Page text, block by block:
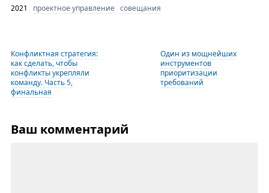
2021 проектное управление совещания
Конфликтная стратегия:
как сделать, чтобы
конфликты укрепляли
команду. Часть 5,
финальная
Один из мощнейших
инструментов
приоритизации
требований
Ваш комментарий